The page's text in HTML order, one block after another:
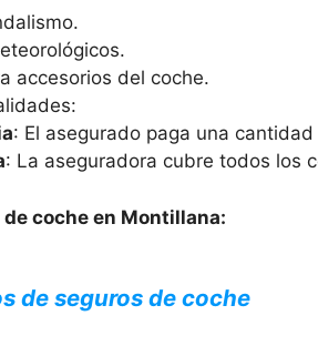
accesorios del coche.
: El asegurado paga una
: La aseguradora cubre todos los
coche en Montillana:
de seguros de coche